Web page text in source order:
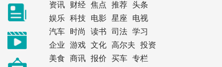
资讯 财经 焦点 推荐
头条
娱乐
科技 电影 星座
电视
汽车
时尚 读书 司法
学习
企业
游戏 文化 高尔夫
投资
美食
商讯 报价 买车
专栏